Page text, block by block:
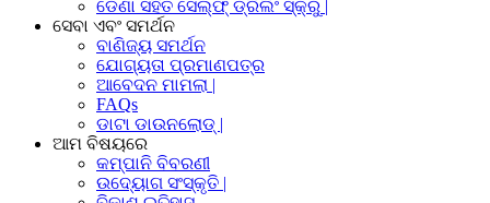
ଡେଣା ସହିତ ସେଲ୍ଫ୍ ଡ୍ରିଲିଂ ସ୍କ୍ରୁ |
ସେବା ଏବଂ ସମର୍ଥନ
ବାଣିଜ୍ୟ ସମର୍ଥନ
ଯୋଗ୍ୟତା ପ୍ରମାଣପତ୍ର
ଆବେଦନ ମାମଲା |
FAQs
ଡାଟା ଡାଉନଲୋଡ୍ |
ଆମ ବିଷୟରେ
କମ୍ପାନି ବିବରଣୀ
ଉଦ୍ୟୋଗ ସଂସ୍କୃତି |